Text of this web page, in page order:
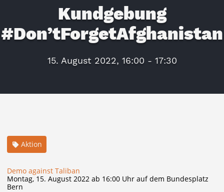
Kundgebung
#Don’tForgetAfghanistan
15. August 2022, 16:00 - 17:30
Aktion
Demo against Taliban
Montag, 15. August 2022 ab 16:00 Uhr auf dem Bundesplatz
Bern